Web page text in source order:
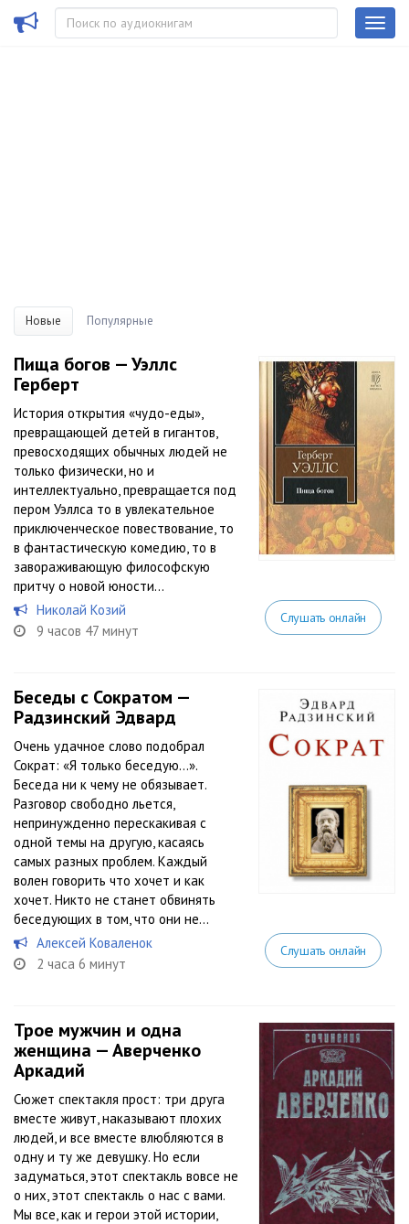
Новые Популярные
Пища богов — Уэллс
Герберт
История открытия «чудо-еды»,
превращающей детей в гигантов,
превосходящих обычных людей не
только физически, но и
интеллектуально, превращается под
пером Уэллса то в увлекательное
приключенческое повествование, то
в фантастическую комедию, то в
завораживающую философскую
притчу о новой юности...
Николай Козий
9 часов 47 минут
Слушать онлайн
Беседы с Сократом —
Радзинский Эдвард
Очень удачное слово подобрал
Сократ: «Я только беседую…».
Беседа ни к чему не обязывает.
Разговор свободно льется,
непринужденно перескакивая с
одной темы на другую, касаясь
самых разных проблем. Каждый
волен говорить что хочет и как
хочет. Никто не станет обвинять
беседующих в том, что они не...
Алексей Коваленок
2 часа 6 минут
Слушать онлайн
Трое мужчин и одна
женщина — Аверченко
Аркадий
Сюжет спектакля прост: три друга
вместе живут, наказывают плохих
людей, и все вместе влюбляются в
одну и ту же девушку. Но если
задуматься, этот спектакль вовсе не
о них, этот спектакль о нас с вами.
Мы все, как и герои этой истории,